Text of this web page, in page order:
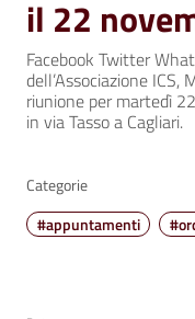
il 22
Facebook Twitter
dell’Associazione ICS,
riunione per martedì
in via Tasso a Cagliari.
Categorie
#appuntamenti